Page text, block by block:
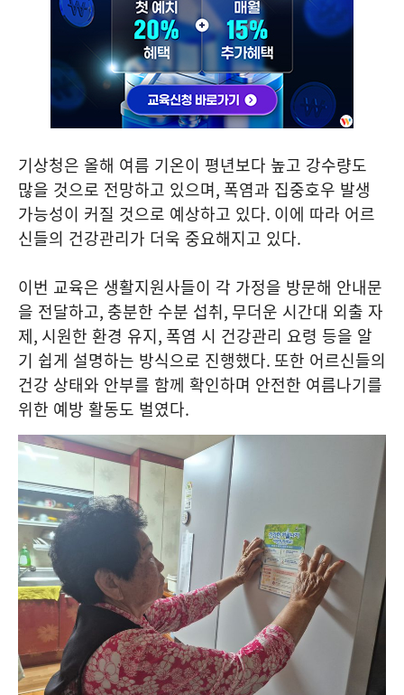
기상청은 올해 여름 기온이 평년보다 높고 강수량도
많을 것으로 전망하고 있으며, 폭염과 집중호우 발생
가능성이 커질 것으로 예상하고 있다. 이에 따라 어르
신들의 건강관리가 더욱 중요해지고 있다.
이번 교육은 생활지원사들이 각 가정을 방문해 안내문
을 전달하고, 충분한 수분 섭취, 무더운 시간대 외출 자
제, 시원한 환경 유지, 폭염 시 건강관리 요령 등을 알
기 쉽게 설명하는 방식으로 진행했다. 또한 어르신들의
건강 상태와 안부를 함께 확인하며 안전한 여름나기를
위한 예방 활동도 벌였다.